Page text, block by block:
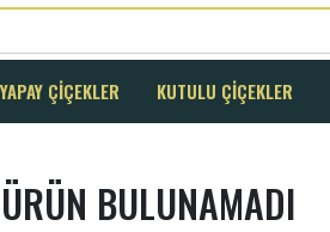
YAPAY ÇİÇEKLER KUTULU ÇİÇEKLER
ÜRÜN BULUNAMADI